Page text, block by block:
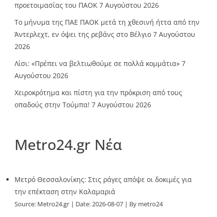
προετοιμασίας του ΠΑΟΚ 7 Αυγούστου 2026
Το μήνυμα της ΠΑΕ ΠΑΟΚ μετά τη χθεσινή ήττα από την
Άντερλεχτ, εν όψει της ρεβάνς στο Βέλγιο 7 Αυγούστου
2026
Λίσι: «Πρέπει να βελτιωθούμε σε πολλά κομμάτια» 7
Αυγούστου 2026
Χειροκρότημα και πίστη για την πρόκριση από τους
οπαδούς στην Τούμπα! 7 Αυγούστου 2026
Metro24.gr Νέα
Μετρό Θεσσαλονίκης: Στις ράγες απόψε οι δοκιμές για
την επέκταση στην Καλαμαριά
Source: Metro24.gr Date: 2026-08-07 By metro24